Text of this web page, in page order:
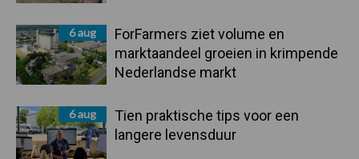
6 aug
ForFarmers ziet volume en
marktaandeel groeien in krimpende
Nederlandse markt
6 aug
Tien praktische tips voor een
langere levensduur